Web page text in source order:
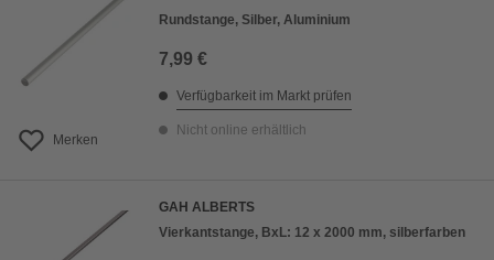
Merken
Rundstange, Silber, Aluminium
7,99 €
Verfügbarkeit im Markt prüfen
Nicht online erhältlich
GAH ALBERTS
Vierkantstange, BxL: 12 x 2000 mm, silberfarben